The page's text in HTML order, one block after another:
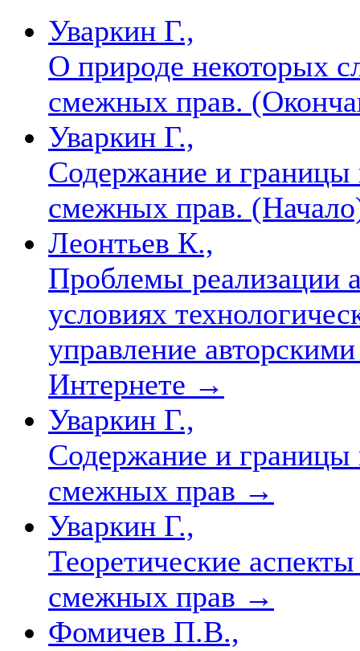
Уваркин Г.,
О природе некоторых
смежных прав.
Уваркин Г.,
Содержание и границы
смежных прав.
Леонтьев К.,
Проблемы реализации
условиях
управление
Интернете →
Уваркин Г.,
Содержание и границы
смежных прав →
Уваркин Г.,
Теоретические
смежных прав →
Фомичев П.В.,